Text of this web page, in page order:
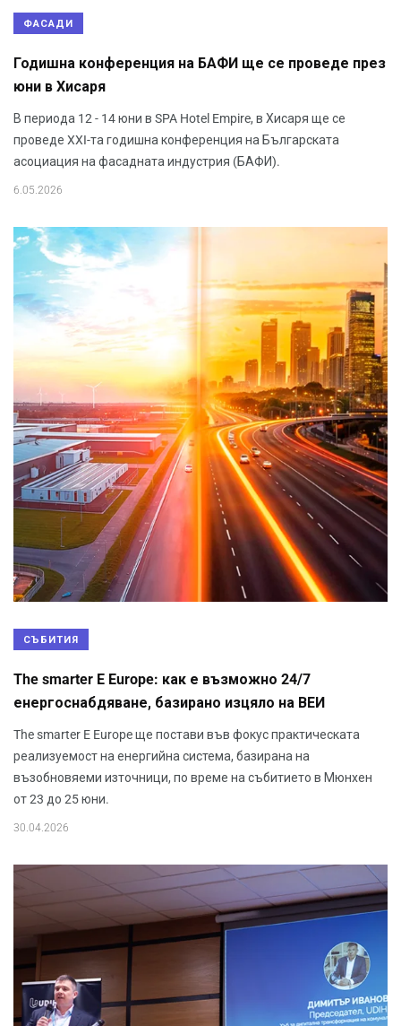
ФАСАДИ
Годишна конференция на БАФИ ще се проведе през
юни в Хисаря
В периода 12 - 14 юни в SPA Hotel Empire, в Хисаря ще се
проведе XXI-та годишна конференция на Българската
асоциация на фасадната индустрия (БАФИ).
6.05.2026
СЪБИТИЯ
The smarter E Europe: как е възможно 24/7
енергоснабдяване, базирано изцяло на ВЕИ
The smarter E Europe ще постави във фокус практическата
реализуемост на енергийна система, базирана на
възобновяеми източници, по време на събитието в Мюнхен
от 23 до 25 юни.
30.04.2026